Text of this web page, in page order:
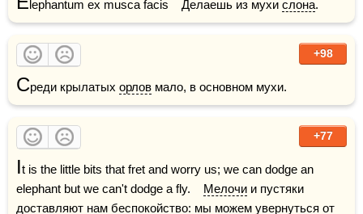
lephantum ex musca facis    Делаешь из мухи слона.
+98
Среди крылатых орлов мало, в основном мухи.
+77
It is the little bits that fret and worry us; we can dodge an
elephant but we can't dodge a fly. Мелочи и пустяки